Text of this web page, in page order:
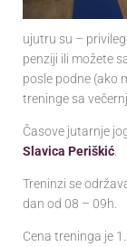
ujutru su –
penziji ili možete
posle podne (ako
treninge sa
Časove jutarnje
Slavica Periškić
Treninzi se
dan od 08 – 09h.
Cena treninga je